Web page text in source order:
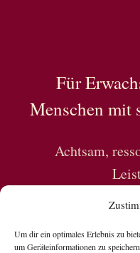
Um dir ein optimales Erlebnis zu
um Geräteinformationen zu
Für
Menschen mit
Achtsam,